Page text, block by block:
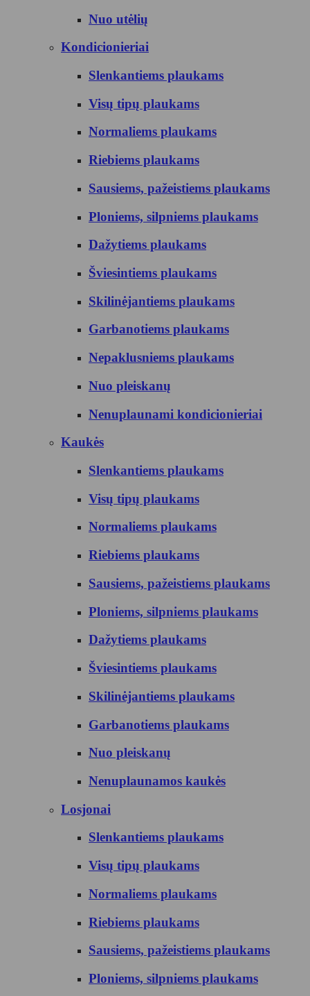
Nuo utėlių
Kondicionieriai
Slenkantiems plaukams
Visų tipų plaukams
Normaliems plaukams
Riebiems plaukams
Sausiems, pažeistiems plaukams
Ploniems, silpniems plaukams
Dažytiems plaukams
Šviesintiems plaukams
Skilinėjantiems plaukams
Garbanotiems plaukams
Nepaklusniems plaukams
Nuo pleiskanų
Nenuplaunami kondicionieriai
Kaukės
Slenkantiems plaukams
Visų tipų plaukams
Normaliems plaukams
Riebiems plaukams
Sausiems, pažeistiems plaukams
Ploniems, silpniems plaukams
Dažytiems plaukams
Šviesintiems plaukams
Skilinėjantiems plaukams
Garbanotiems plaukams
Nuo pleiskanų
Nenuplaunamos kaukės
Losjonai
Slenkantiems plaukams
Visų tipų plaukams
Normaliems plaukams
Riebiems plaukams
Sausiems, pažeistiems plaukams
Ploniems, silpniems plaukams